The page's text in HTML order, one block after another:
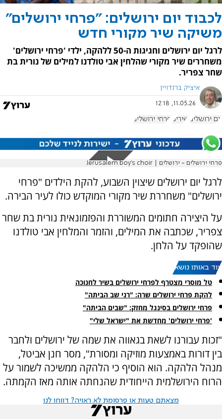
לכבוד יום ירושלים: "פרחי ירושלים"
משיקה שיר מקורי חדש
לרגל יום ירושלים וחגיגות ה-50 ללהקה, ילדי 'פרחי ירושלים'
משחררים שיר מקורי שהלחין אבי טולדנו למילים של נורית בת
שחר צפריר.
איציק ברנדויין
11.05.26, 12:18
יום ירושלים שירים פרחי ירושלים
פרחי ירושלים - ירושלים | Jerusalem boy’s choir
לרגל יום ירושלים שיצוין השבוע, להקת הילדים "פרחי
ירושלים" משחררת שיר מקורי המוקדש כולו לעיר הבירה.
על היצירה חתומים המשוררת והפזמונאית נורית בת שחר
צפריר, שכתבה את המילים, והזמר והמלחין אבי טולדנו
שהופקד על הלחן.
עוד באותו נושא:
טל מוסרי מצטרף לפרחי ירושלים בשיר לחנוכה
להקת פרחי ירושלים שרה: "רני שב הביתה"
פרחי ירושלים בסינגל מחזק: "שבים הביתה"
'פרחי ירושלים' מחדשת את "ישראל שלי"
"זכות עבורנו לשאת בגאווה את שמה של ירושלים ולחבר
בין דורות באמצעות מוזיקה ומסורת", מסר חנן אביטל,
מנהל הלהקה. הוא הוסיף כי הלהקה ממשיכה לשמור על
הרוח הירושלמית הייחודית שהנחתה אותה מאז הקמתה.
מצאתם טעות או פרסומת לא ראויה? דווחו לנו